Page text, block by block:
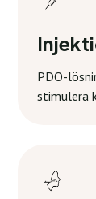
PDO-
stimulera